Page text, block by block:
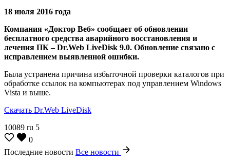
18 июля 2016 года
Компания «Доктор Веб» сообщает об обновлении
бесплатного средства аварийного восстановления и
лечения ПК – Dr.Web LiveDisk 9.0. Обновление связано с
исправлением выявленной ошибки.
Была устранена причина избыточной проверки каталогов при
обработке ссылок на компьютерах под управлением Windows
Vista и выше.
Скачать Dr.Web LiveDisk
10089 ru 5
0
Последние новости Все новости